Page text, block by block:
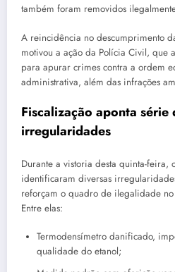
também foram removidos
A reincidência no descumprimento
motivou a ação da Polícia Civil, que
para apurar crimes contra a ordem
administrativa, além das infrações
Fiscalização aponta série
irregularidades
Durante a vistoria desta quinta-feira,
identificaram diversas
reforçam o quadro de ilegalidade no
Entre elas:
Termodensímetro danificado,
qualidade do etanol;